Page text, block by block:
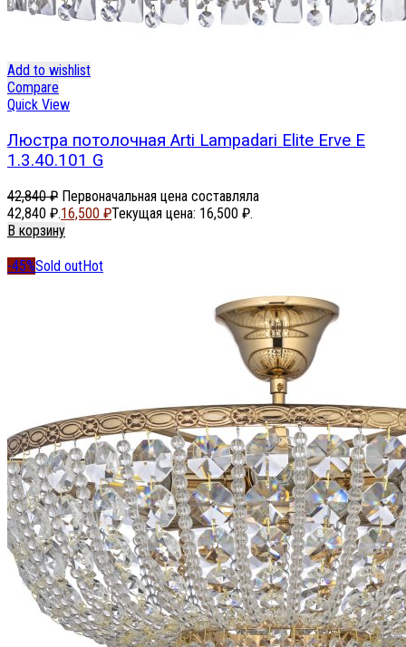
Add to wishlist
Compare
Quick View
Люстра потолочная Arti Lampadari Elite Erve E
1.3.40.101 G
42,840₽ Первоначальная цена составляла
42,840 ₽.16,500 ₽Текущая цена: 16,500 ₽.
В корзину
-45%Sold outHot